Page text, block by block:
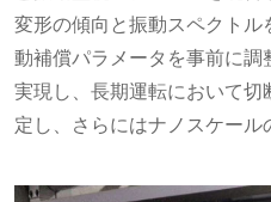
変形の傾向と振動スペクト
動補償パラメータを事前に調
実現し、長期運転において
定し、さらにはナノスケール